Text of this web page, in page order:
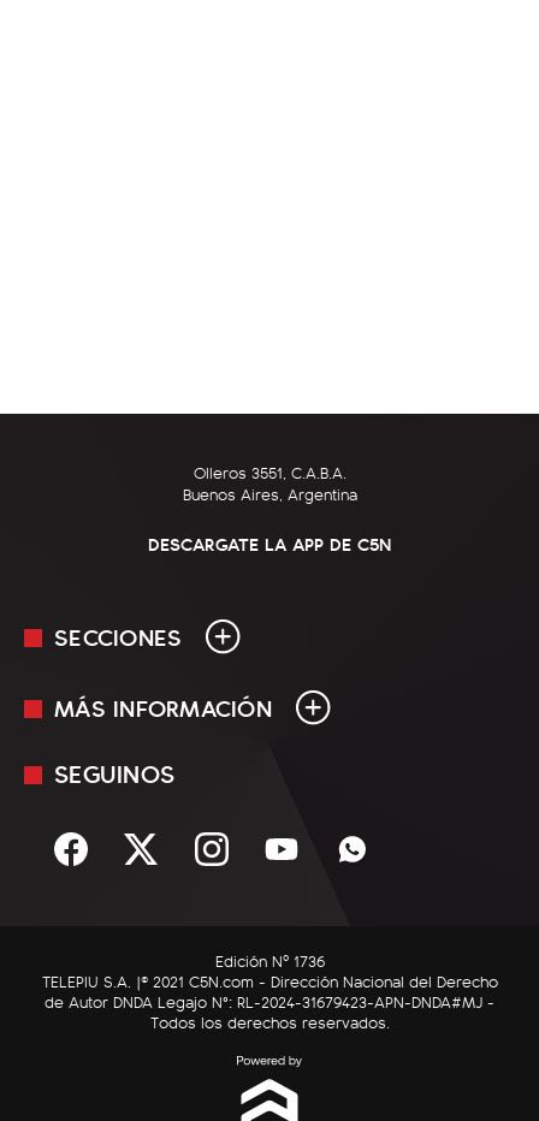
Olleros 3551, C.A.B.A.
Buenos Aires, Argentina
DESCARGATE LA APP DE C5N
SECCIONES
En Vivo
Sociedad
C5N Autos
RatingCero
MÁS INFORMACIÓN
Mediakit
Términos y condiciones
SEGUINOS
Edición Nº 1736
TELEPIU S.A. |© 2021 C5N.com - Dirección Nacional del Derecho
de Autor DNDA Legajo N°: RL-2024-31679423-APN-DNDA#MJ -
Todos los derechos reservados.